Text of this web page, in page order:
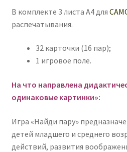
картинки»
-
В комплекте 3 листа А4 для
распечатывания.
32 карточки (16 пар);
1 игровое поле.
На что направлена
одинаковые картинки»:
Игра «Найди пару»
детей младшего и среднего
действий, развития